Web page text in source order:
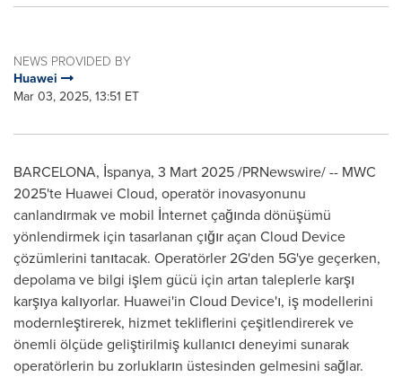
NEWS PROVIDED BY
Huawei
Mar 03, 2025, 13:51 ET
BARCELONA, İspanya, 3 Mart 2025/PRNewswire/ -- MWC
2025'te Huawei Cloud, operatör inovasyonunu
canlandırmak ve mobil İnternet çağında dönüşümü
yönlendirmek için tasarlanan çığır açan Cloud Device
çözümlerini tanıtacak. Operatörler 2G'den 5G'ye geçerken,
depolama ve bilgi işlem gücü için artan taleplerle karşı
karşıya kalıyorlar. Huawei'in Cloud Device'ı, iş modellerini
modernleştirerek, hizmet tekliflerini çeşitlendirerek ve
önemli ölçüde geliştirilmiş kullanıcı deneyimi sunarak
operatörlerin bu zorlukların üstesinden gelmesini sağlar.